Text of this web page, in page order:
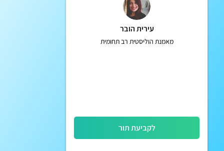
עירית הובר
מאמנת הוליסטית רב תחומית
לקביעת תור